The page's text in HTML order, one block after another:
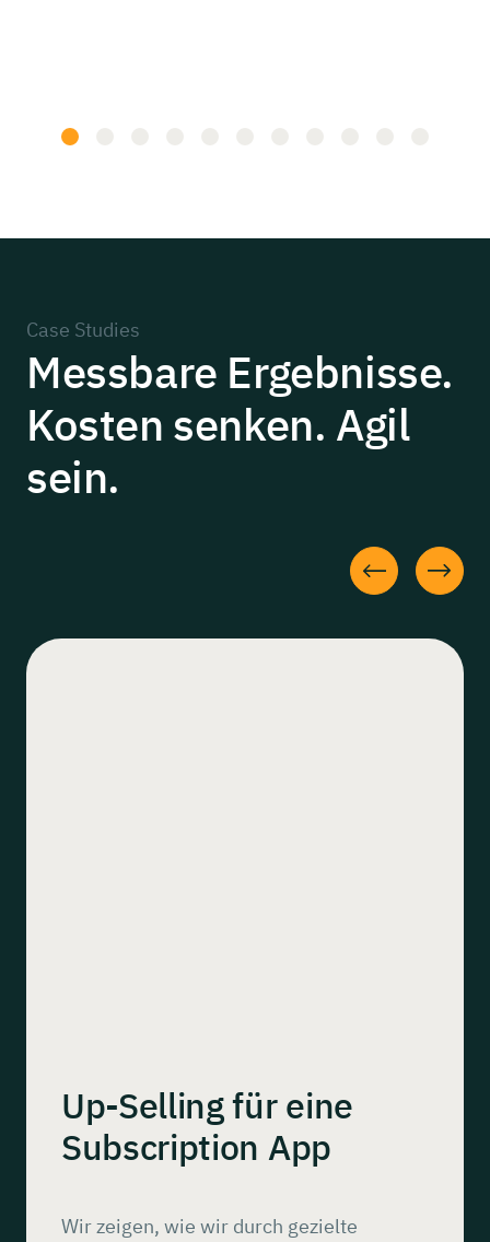
Case Studies
Messbare Ergebnisse.
Kosten senken. Agil
sein.
Up-Sellingfür eine
Subscription App
Wir zeigen, wie wir durch gezielte